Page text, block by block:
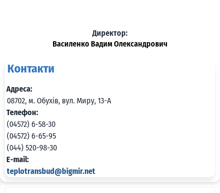
Директор:
Василенко Вадим Олександрович
Контакти
Адреса:
08702, м. Обухів, вул. Миру, 13-А
Телефон:
(04572) 6-58-30
(04572) 6-65-95
(044) 520-98-30
E-mail:
teplotransbud@bigmir.net